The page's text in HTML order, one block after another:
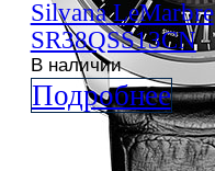
SilvanaLeMarbre
SR38QSS13CN
В наличии
Подробнее